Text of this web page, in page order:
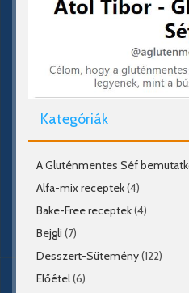
Kategóriák
A Gluténmentes Séf
Alfa-mix receptek(4)
Bake-Free receptek(4)
Bejgli (7)
Desszert-Sütemény(122)
Előétel(6)